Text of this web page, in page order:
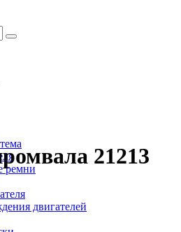
ремни
двигателей
21213